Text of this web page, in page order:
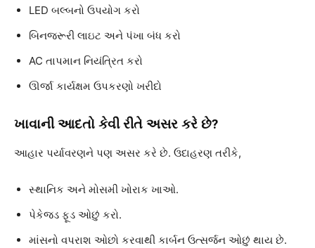
LED બલ્બનો ઉપયોગ કરો
બિનજરૂરી લાઇટ અને પંખા બંધ કરો
AC તાપમાન નિયંત્રિત કરો
ઊર્જા કાર્યક્ષમ ઉપકરણો ખરીદો
ખાવાની આદતો કેવી રીતે અસર કરે છે?
આહાર પર્યાવરણને પણ અસર કરે છે. ઉદાહરણ તરીકે,
સ્થાનિક અને મોસમી ખોરાક ખાઓ.
પેકેજ્ડ ફૂડ ઓછું કરો.
માંસનો વપરાશ ઓછો કરવાથી કાર્બન ઉત્સર્જન ઓછું થાય છે.